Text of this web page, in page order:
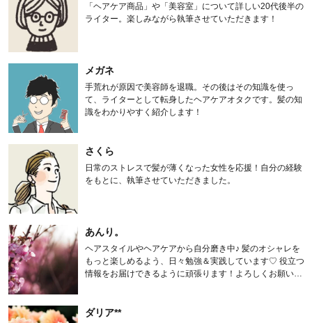
「ヘアケア商品」や「美容室」について詳しい20代後半の
ライター。楽しみながら執筆させていただきます！
メガネ
手荒れが原因で美容師を退職。その後はその知識を使っ
て、ライターとして転身したヘアケアオタクです。髪の知
識をわかりやすく紹介します！
さくら
日常のストレスで髪が薄くなった女性を応援！自分の経験
をもとに、執筆させていただきました。
あんり。
ヘアスタイルやヘアケアから自分磨き中♪ 髪のオシャレを
もっと楽しめるよう、日々勉強＆実践しています♡ 役立つ
情報をお届けできるように頑張ります！よろしくお願いし
ダリア**